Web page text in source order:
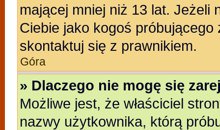
mającej mniej niż 13 lat. Jeżeli
Ciebie jako kogoś
skontaktuj się z prawnikiem.
Góra
» Dlaczego nie mogę się
Możliwe jest, że właściciel
nazwy użytkownika, którą